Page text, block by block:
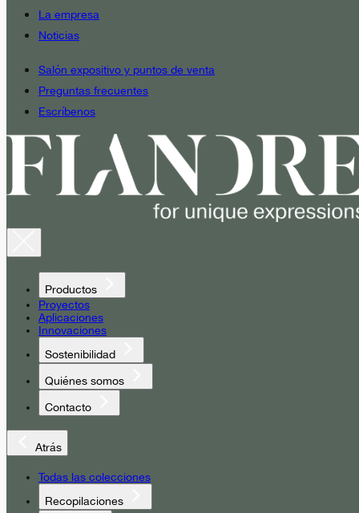
La empresa
Noticias
Salón expositivo y puntos de venta
Preguntas frecuentes
Escríbenos
Productos
Proyectos
Aplicaciones
Innovaciones
Sostenibilidad
Quiénes somos
Contacto
Atrás
Todas las colecciones
Recopilaciones